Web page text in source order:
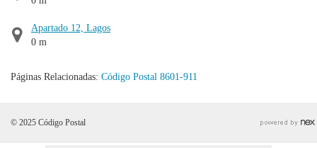
Apartado 12, Lagos
0 m
Páginas Relacionadas: Código Postal 8601-911
© 2025 Código Postal